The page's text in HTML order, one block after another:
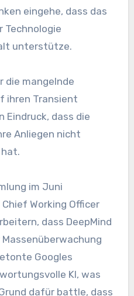
eingehe, dass das
Technologie
unterstütze.
die mangelnde
ihren Transient
Eindruck, dass die
Anliegen nicht
im Juni
Working Officer
dass DeepMind
Googles
KI, was
dafür battle, dass